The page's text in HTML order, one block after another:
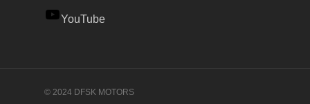
YouTube
© 2024 DFSK MOTORS